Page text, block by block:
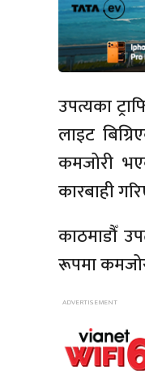
उपत्यका
लाइट
कमजोरी
कारबाही
काठमाडौँ
रूपमा